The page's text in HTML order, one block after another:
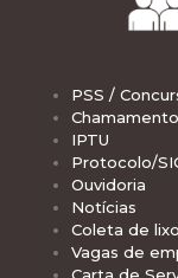
PSS /
IPTU
Protocolo/
Ouvidoria
Notícias
Coleta de lixo
Vagas de
Carta de